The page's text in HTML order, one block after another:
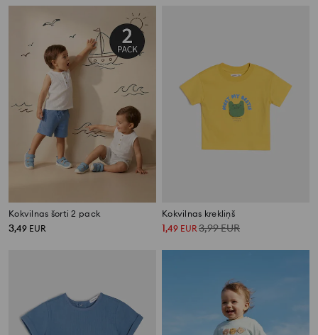
Kokvilnas šorti 2 pack
3,49 EUR
Kokvilnas krekliņš
1,49 EUR3,99EUR